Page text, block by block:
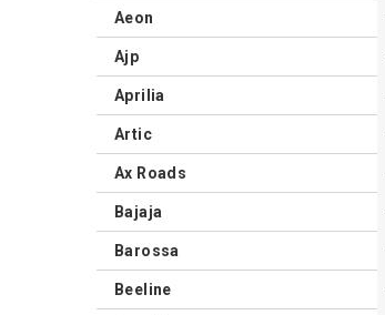
Aeon
Ajp
Aprilia
Artic
Ax Roads
Bajaja
Barossa
Beeline